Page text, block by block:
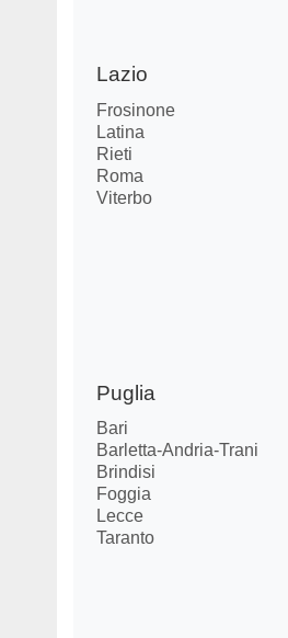
Lazio
Frosinone
Latina
Rieti
Roma
Viterbo
Puglia
Bari
Barletta-Andria-Trani
Brindisi
Foggia
Lecce
Taranto